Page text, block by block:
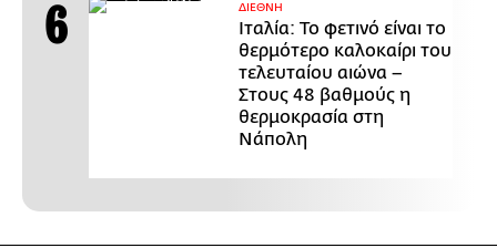
ΔΙΕΘΝΗ
Ιταλία: Το φετινό είναι το
θερμότερο καλοκαίρι του
τελευταίου αιώνα –
Στους 48 βαθμούς η
θερμοκρασία στη
Νάπολη